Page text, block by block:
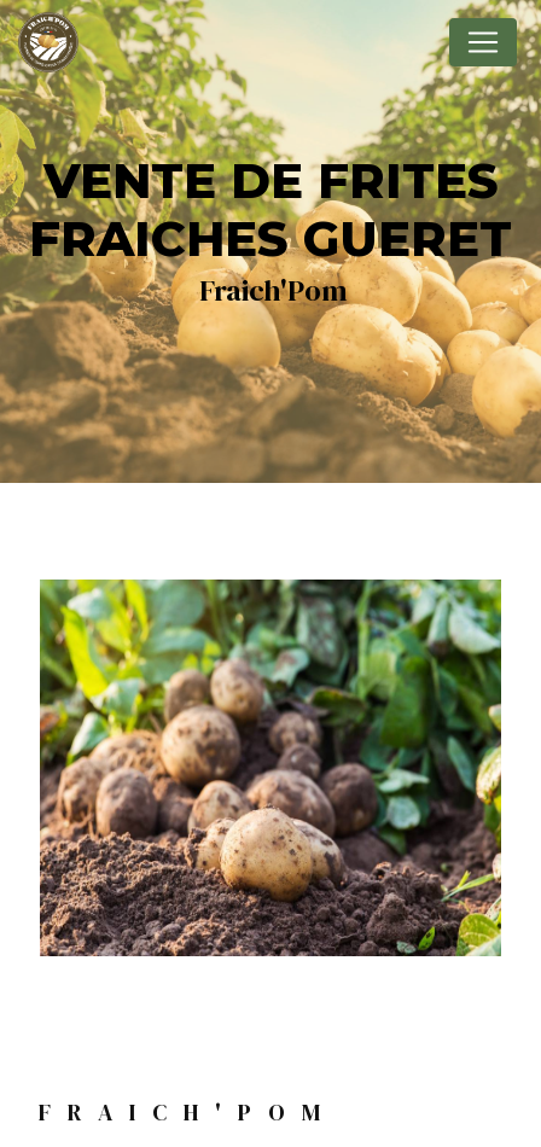
VENTE DE FRITES
FRAICHES GUERET
Fraich'Pom
FRAICH'POM
Panneau de gestion des cookies